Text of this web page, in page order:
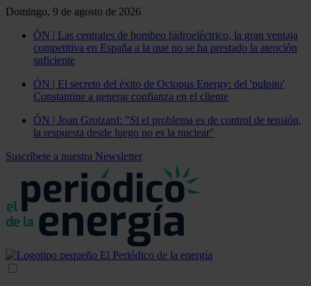
Domingo, 9 de agosto de 2026
ÓN | Las centrales de bombeo hidroeléctrico, la gran ventaja
competitiva en España a la que no se ha prestado la atención
suficiente
ÓN | El secreto del éxito de Octopus Energy: del 'pulpito'
Constantine a generar confianza en el cliente
ÓN | Joan Groizard: "Si el problema es de control de tensión,
la respuesta desde luego no es la nuclear"
Suscríbete a nuestra Newsletter